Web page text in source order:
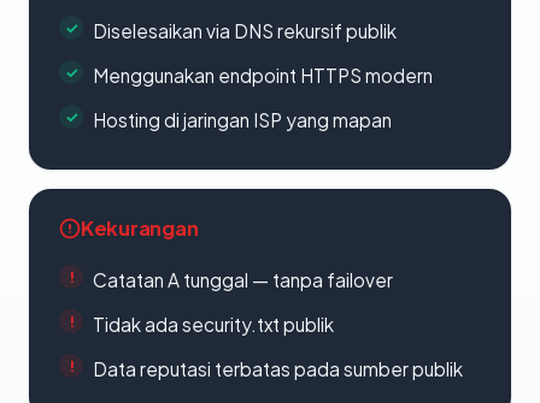
Diselesaikan via DNS rekursif publik
Menggunakan endpoint HTTPS modern
Hosting di jaringan ISP yang mapan
Kekurangan
Catatan A tunggal — tanpa failover
Tidak ada security.txt publik
Data reputasi terbatas pada sumber publik